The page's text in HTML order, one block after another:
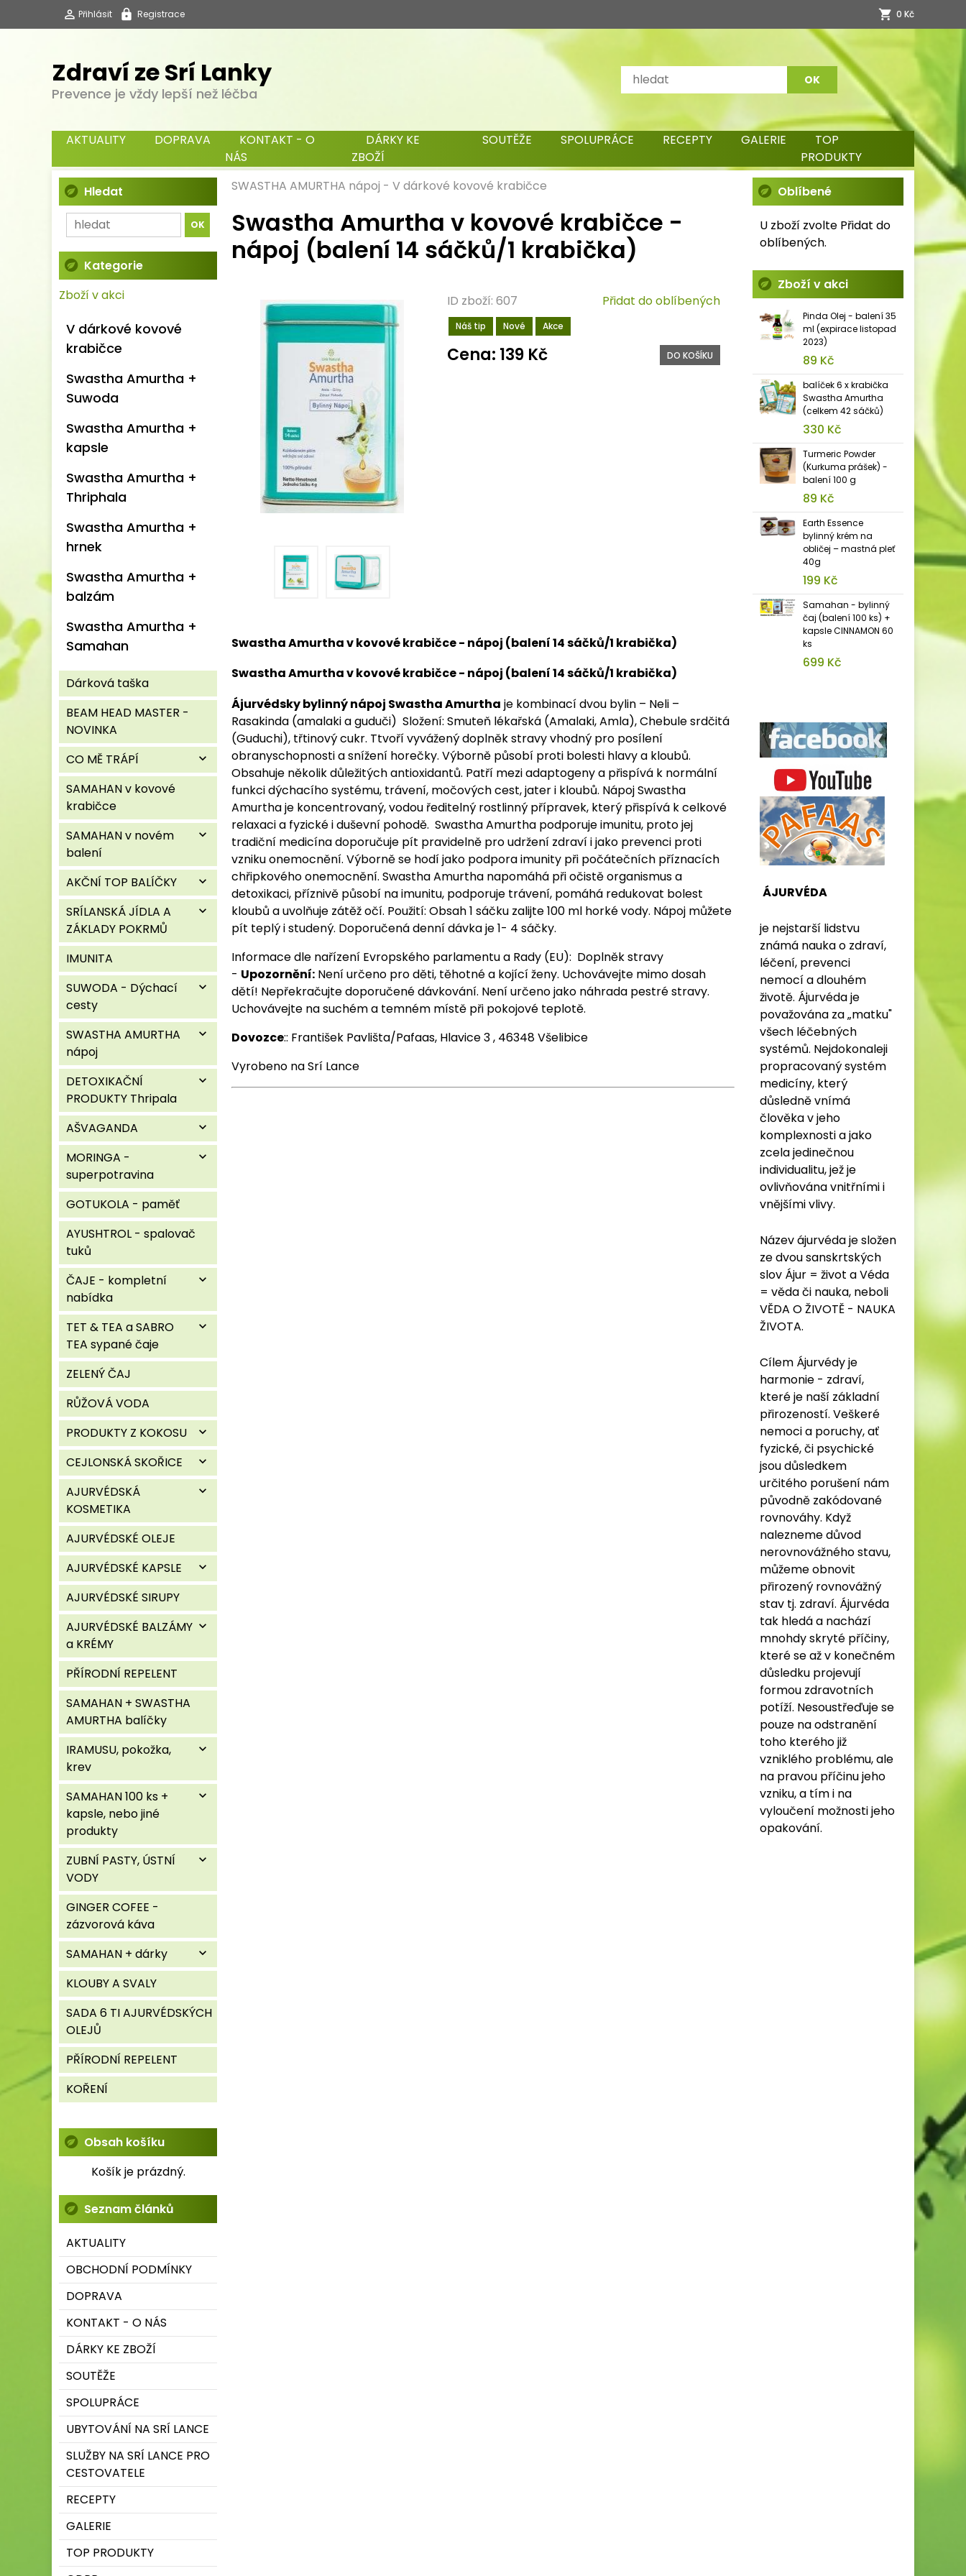
Přihlásit Registrace 0 Kč
Zdraví ze Srí Lanky
Prevence je vždy lepší než léčba
AKTUALITY DOPRAVA
KONTAKT - O
NÁS
DÁRKY KE
ZBOŽÍ
SOUTĚŽE SPOLUPRÁCE RECEPTY GALERIE
TOP
PRODUKTY
Hledat
Kategorie
Zboží v akci
V dárkové kovové
krabičce
Swastha Amurtha +
Suwoda
Swastha Amurtha +
kapsle
Swastha Amurtha +
Thriphala
Swastha Amurtha +
hrnek
Swastha Amurtha +
balzám
Swastha Amurtha +
Samahan
Dárková taška
BEAM HEAD MASTER -
NOVINKA
CO MĚ TRÁPÍ
expand_more
SAMAHAN v kovové
krabičce
SAMAHAN v novém
balení
expand_more
AKČNÍ TOP BALÍČKY expand_more
SRÍLANSKÁ JÍDLA A
ZÁKLADY POKRMŮ
expand_more
IMUNITA
SUWODA - Dýchací
cesty
expand_more
SWASTHA AMURTHA
nápoj
expand_more
DETOXIKAČNÍ
PRODUKTY Thripala
expand_more
AŠVAGANDA expand_more
MORINGA -
superpotravina
expand_more
GOTUKOLA - paměť
AYUSHTROL - spalovač
tuků
ČAJE - kompletní
nabídka
expand_more
TET & TEA a SABRO
TEA sypané čaje
expand_more
ZELENÝ ČAJ
RŮŽOVÁ VODA
PRODUKTY Z KOKOSU
expand_more
CEJLONSKÁ SKOŘICE expand_more
AJURVÉDSKÁ
KOSMETIKA
expand_more
AJURVÉDSKÉ OLEJE
AJURVÉDSKÉ KAPSLE
expand_more
AJURVÉDSKÉ SIRUPY
AJURVÉDSKÉ BALZÁMY
a KRÉMY
expand_more
PŘÍRODNÍ REPELENT
SAMAHAN + SWASTHA
AMURTHA balíčky
IRAMUSU, pokožka,
krev
expand_more
SAMAHAN 100 ks +
kapsle, nebo jiné
produkty
expand_more
ZUBNÍ PASTY, ÚSTNÍ
VODY
expand_more
GINGER COFEE -
zázvorová káva
SAMAHAN + dárky
expand_more
KLOUBY A SVALY
SADA 6 TI AJURVÉDSKÝCH
OLEJŮ
PŘÍRODNÍ REPELENT
KOŘENÍ
Obsah košíku
Košík je prázdný.
Seznam článků
AKTUALITY
OBCHODNÍ PODMÍNKY
DOPRAVA
KONTAKT - O NÁS
DÁRKY KE ZBOŽÍ
SOUTĚŽE
SPOLUPRÁCE
UBYTOVÁNÍ NA SRÍ LANCE
SLUŽBY NA SRÍ LANCE PRO
CESTOVATELE
RECEPTY
GALERIE
TOP PRODUKTY
SWASTHA AMURTHA nápoj - V dárkové kovové krabičce
Swastha Amurtha v kovové krabičce -
nápoj (balení 14 sáčků/1 krabička)
ID zboží: 607
Náš tip Nové Akce
Přidat do oblíbených
Cena: 139 Kč DO KOŠÍKU
Swastha Amurtha v kovové krabičce - nápoj (balení 14 sáčků/1 krabička)
Swastha Amurtha v kovové krabičce - nápoj (balení 14 sáčků/1 krabička)
Ájurvédsky bylinný nápoj Swastha Amurtha je kombinací dvou bylin – Neli –
Rasakinda (amalaki a guduči) Složení: Smuteň lékařská (Amalaki, Amla), Chebule srdčitá
(Guduchi), třtinový cukr. Ttvoří vyvážený doplněk stravy vhodný pro posílení
obranyschopnosti a snížení horečky. Výborně působí proti bolesti hlavy a kloubů.
Obsahuje několik důležitých antioxidantů. Patří mezi adaptogeny a přispívá k normální
funkci dýchacího systému, trávení, močových cest, jater i kloubů. Nápoj Swastha
Amurtha je koncentrovaný, vodou ředitelný rostlinný přípravek, který přispívá k celkové
relaxaci a fyzické i duševní pohodě. Swastha Amurtha podporuje imunitu, proto jej
tradiční medicína doporučuje pít pravidelně pro udržení zdraví i jako prevenci proti
vzniku onemocnění. Výborně se hodí jako podpora imunity při počátečních příznacích
chřipkového onemocnění. Swastha Amurtha napomáhá při očistě organismus a
detoxikaci, příznivě působí na imunitu, podporuje trávení, pomáhá redukovat bolest
kloubů a uvolňuje zátěž očí. Použití: Obsah 1 sáčku zalijte 100 ml horké vody. Nápoj můžete
pít teplý i studený. Doporučená denní dávka je 1- 4 sáčky.
Informace dle nařízení Evropského parlamentu a Rady (EU): Doplněk stravy
- Upozornění: Není určeno pro děti, těhotné a kojící ženy. Uchovávejte mimo dosah
dětí! Nepřekračujte doporučené dávkování. Není určeno jako náhrada pestré stravy.
Uchovávejte na suchém a temném místě při pokojové teplotě.
Dovozce:: František Pavlišta/Pafaas, Hlavice 3 , 46348 Všelibice
Vyrobeno na Srí Lance
Oblíbené
U zboží zvolte Přidat do
oblíbených.
Zboží v akci
Pinda Olej - balení 35
ml (expirace listopad
2023)
89 Kč
balíček 6 x krabička
Swastha Amurtha
(celkem 42 sáčků)
330 Kč
Turmeric Powder
(Kurkuma prášek) -
balení 100 g
89 Kč
Earth Essence
bylinný krém na
obličej – mastná pleť
40g
199 Kč
Samahan - bylinný
čaj (balení 100 ks) +
kapsle CINNAMON 60
ks
699 Kč
ÁJURVÉDA
je nejstarší lidstvu
známá nauka o zdraví,
léčení, prevenci
nemocí a dlouhém
životě. Ájurvéda je
považována za „matku"
všech léčebných
systémů. Nejdokonaleji
propracovaný systém
medicíny, který
důsledně vnímá
člověka v jeho
komplexnosti a jako
zcela jedinečnou
individualitu, jež je
ovlivňována vnitřními i
vnějšími vlivy.
Název ájurvéda je složen
ze dvou sanskrtských
slov Ájur = život a Véda
= věda či nauka, neboli
VĚDA O ŽIVOTĚ - NAUKA
ŽIVOTA.
Cílem Ájurvédy je
harmonie - zdraví,
které je naší základní
přirozeností. Veškeré
nemoci a poruchy, ať
fyzické, či psychické
jsou důsledkem
určitého porušení nám
původně zakódované
rovnováhy. Když
nalezneme důvod
nerovnovážného stavu,
můžeme obnovit
přirozený rovnovážný
stav tj. zdraví. Ájurvéda
tak hledá a nachází
mnohdy skryté příčiny,
které se až v konečném
důsledku projevují
formou zdravotních
potíží. Nesoustřeďuje se
pouze na odstranění
toho kterého již
vzniklého problému, ale
na pravou příčinu jeho
vzniku, a tím i na
vyloučení možnosti jeho
opakování.